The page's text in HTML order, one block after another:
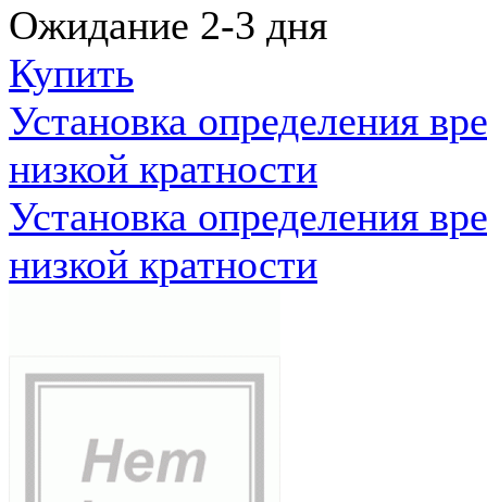
Ожидание 2-3 дня
Купить
Установка определения
низкой кратности
Установка определения
низкой кратности